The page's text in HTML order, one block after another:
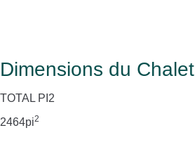
Dimensions du Chalet
TOTAL PI2
2464pi2